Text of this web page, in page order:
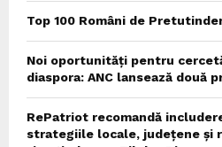
Top 100 Români de
Noi oportunități pentru
diaspora: ANC lansează două
RePatriot recomandă
strategiile locale, județene și